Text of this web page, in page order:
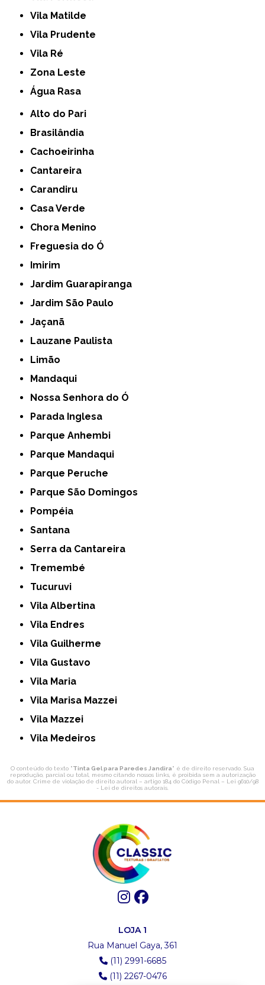
Vila Matilde
Vila Prudente
Vila Ré
Zona Leste
Água Rasa
Alto do Pari
Brasilândia
Cachoeirinha
Cantareira
Carandiru
Casa Verde
Chora Menino
Freguesia do Ó
Imirim
Jardim Guarapiranga
Jardim São Paulo
Jaçanã
Lauzane Paulista
Limão
Mandaqui
Nossa Senhora do Ó
Parada Inglesa
Parque Anhembi
Parque Mandaqui
Parque Peruche
Parque São Domingos
Pompéia
Santana
Serra da Cantareira
Tremembé
Tucuruvi
Vila Albertina
Vila Endres
Vila Guilherme
Vila Gustavo
Vila Maria
Vila Marisa Mazzei
Vila Mazzei
Vila Medeiros
O conteúdo do texto "Tinta Gel para Paredes Jandira" é de direito reservado. Sua
reprodução, parcial ou total, mesmo citando nossos links, é proibida sem a autorização
do autor. Crime de violação de direito autoral – artigo 184 do Código Penal – Lei 9610/98
- Lei de direitos autorais
LOJA 1
Rua Manuel Gaya, 361
(11) 2991-6685
(11) 2267-0476